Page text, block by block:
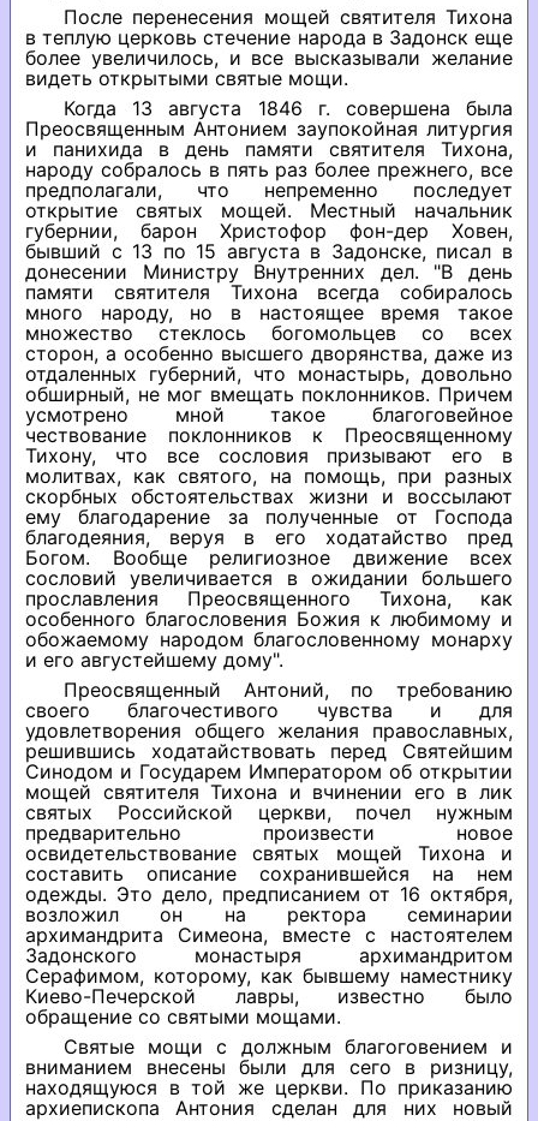
После перенесения мощей святителя Тихона
в теплую церковь стечение народа в Задонск еще
более увеличилось, и все высказывали желание
видеть открытыми святые мощи.
Когда 13 августа 1846 г. совершена была
Преосвященным Антонием заупокойная литургия
и панихида в день памяти святителя Тихона,
народу собралось в пять раз более прежнего, все
предполагали, что непременно последует
открытие святых мощей. Местный начальник
губернии, барон Христофор фон-дер Ховен,
бывший с 13 по 15 августа в Задонске, писал в
донесении Министру Внутренних дел. "В день
памяти святителя Тихона всегда собиралось
много народу, но в настоящее время такое
множество стеклось богомольцев со всех
сторон, а особенно высшего дворянства, даже из
отдаленных губерний, что монастырь, довольно
обширный, не мог вмещать поклонников. Причем
усмотрено мной такое благоговейное
чествование поклонников к Преосвященному
Тихону, что все сословия призывают его в
молитвах, как святого, на помощь, при разных
скорбных обстоятельствах жизни и воссылают
ему благодарение за полученные от Господа
благодеяния, веруя в его ходатайство пред
Богом. Вообще религиозное движение всех
сословий увеличивается в ожидании большего
прославления Преосвященного Тихона, как
особенного благословения Божия к любимому и
обожаемому народом благословенному монарху
и его августейшему дому".
Преосвященный Антоний, по требованию
своего благочестивого чувства и для
удовлетворения общего желания православных,
решившись ходатайствовать перед Святейшим
Синодом и Государем Императором об открытии
мощей святителя Тихона и вчинении его в лик
святых Российской церкви, почел нужным
предварительно произвести новое
освидетельствование святых мощей Тихона и
составить описание сохранившейся на нем
одежды. Это дело, предписанием от 16 октября,
возложил он на ректора семинарии
архимандрита Симеона, вместе с настоятелем
Задонского монастыря архимандритом
Серафимом, которому, как бывшему наместнику
Киево-Печерской лавры, известно было
обращение со святыми мощами.
Святые мощи с должным благоговением и
вниманием внесены были для сего в ризницу,
находящуюся в той же церкви. По приказанию
архиепископа Антония сделан для них новый